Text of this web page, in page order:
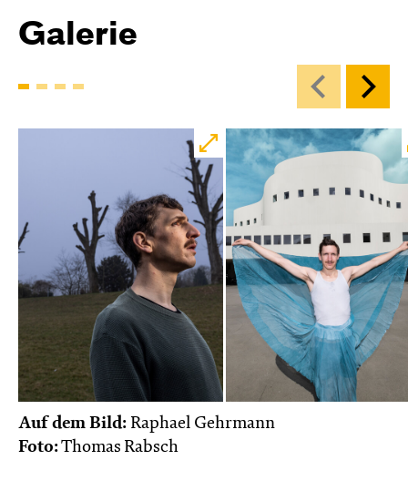
Galerie
Auf dem Bild: Raphael Gehrmann
Foto:Thomas Rabsch